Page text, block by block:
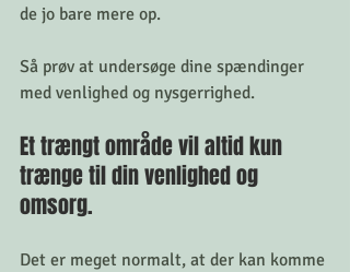
de jo bare mere op.
Så prøv at undersøge dine spændinger
med venlighed og nysgerrighed.
Et trængt område vil altid kun
trænge til din venlighed og
omsorg.
Det er meget normalt, at der kan komme